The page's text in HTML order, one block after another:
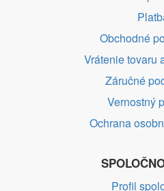
Obchodné
Vrátenie tovaru
Záručné
Vernostný
Ochrana
Profil